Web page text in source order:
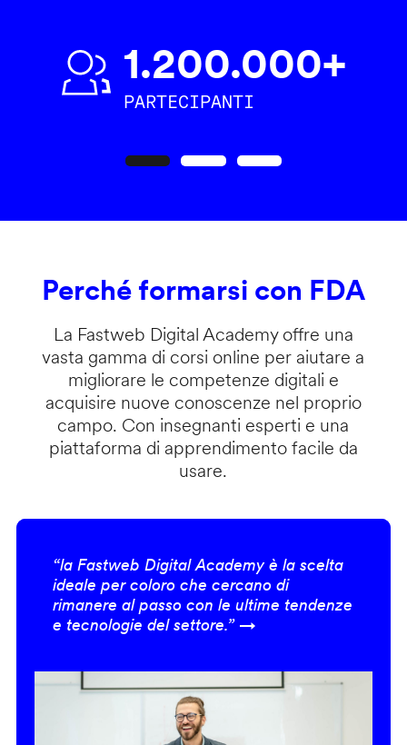
1.200.000+
PARTECIPANTI
Perché formarsi con FDA
La Fastweb Digital Academy offre una
vasta gamma di corsi online per aiutare a
migliorare le competenze digitali e
acquisire nuove conoscenze nel proprio
campo. Con insegnanti esperti e una
piattaforma di apprendimento facile da
usare.
“la Fastweb Digital Academy è la scelta
ideale per coloro che cercano di
rimanere al passo con le ultime tendenze
e tecnologie del settore.” →